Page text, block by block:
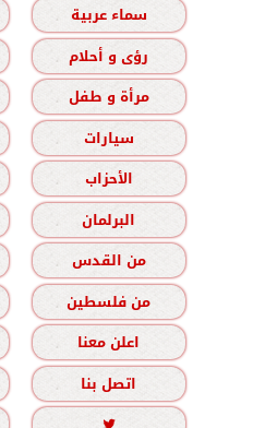
سماء عربية
رؤى و أحلام
مرأة و طفل
سيارات
الأحزاب
البرلمان
من القدس
من فلسطين
اعلن معنا
اتصل بنا